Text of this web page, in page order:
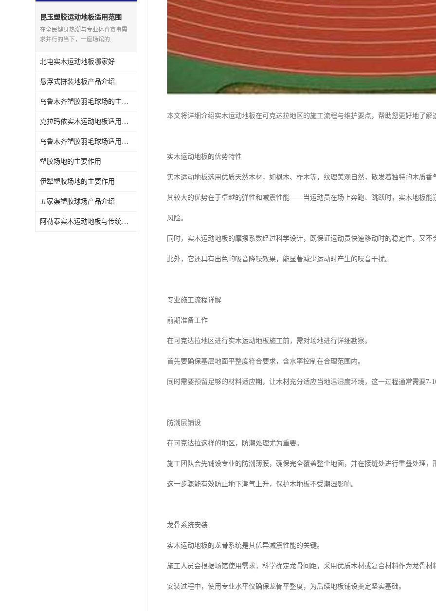
昆玉塑胶运动地板适用范围
在全民健身热潮与专业体育赛事需
求并行的当下，一座场馆的..
北屯实木运动地板哪家好
悬浮式拼装地板产品介绍
乌鲁木齐塑胶羽毛球场的主要作用
克拉玛依实木运动地板适用范围
乌鲁木齐塑胶羽毛球场适用范围
塑胶场地的主要作用
伊犁塑胶场地的主要作用
五家渠塑胶球场产品介绍
阿勒泰实木运动地板与传统场地的区别
本文将详细介绍实木运动地板在可克达拉地区的施工流程与维护要点，帮助您更好地了解
实木运动地板的优势特性
实木运动地板选用优质天然木材，如枫木、柞木等，纹理美观自然，散发着独特的木质香
其较大的优势在于卓越的弹性和减震性能——当运动员在场上奔跑、跳跃时，实木地板能
风险。
同时，实木运动地板的摩擦系数经过科学设计，既保证运动员快速移动时的稳定性，又不
此外，它还具有出色的吸音降噪效果，能显著减少运动时产生的噪音干扰。
专业施工流程详解
前期准备工作
在可克达拉地区进行实木运动地板施工前，需对场地进行详细勘察。
首先要确保基层地面平整度符合要求，含水率控制在合理范围内。
同时需要预留足够的材料适应期，让木材充分适应当地温湿度环境，这一过程通常需要7-
防潮层铺设
在可克达拉这样的地区，防潮处理尤为重要。
施工团队会先铺设专业的防潮薄膜，确保完全覆盖整个地面，并在接缝处进行重叠处理，
这一步骤能有效防止地下潮气上升，保护木地板不受潮湿影响。
龙骨系统安装
实木运动地板的龙骨系统是其优异减震性能的关键。
施工人员会根据场馆使用需求，科学确定龙骨间距，采用优质木材或复合材料作为龙骨材
安装过程中，使用专业水平仪确保龙骨平整度，为后续地板铺设奠定坚实基础。